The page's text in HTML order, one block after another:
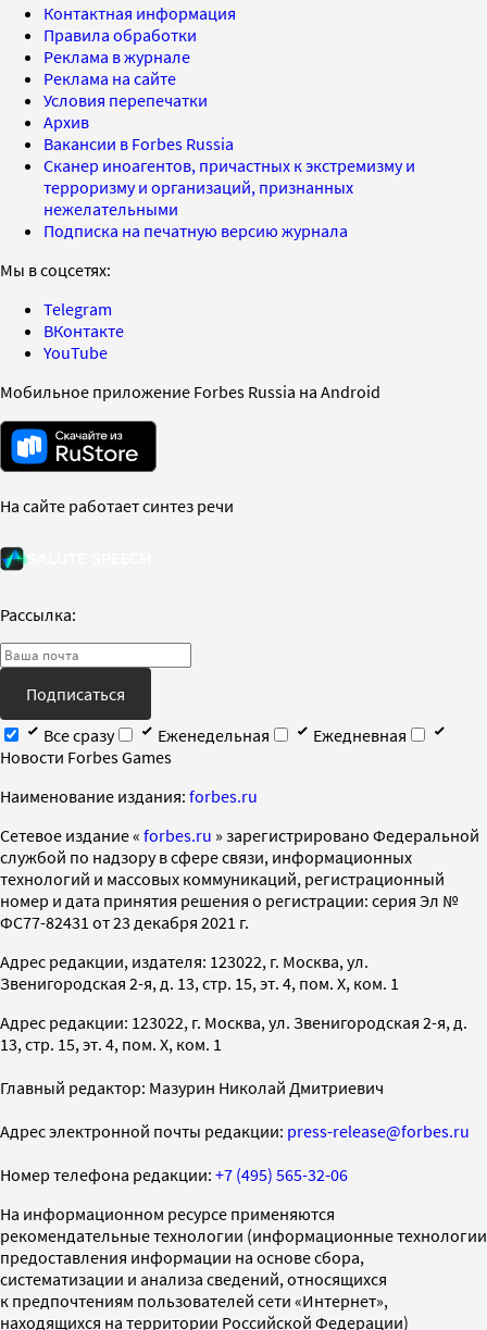
Контактная информация
Правила обработки
Реклама в журнале
Реклама на сайте
Условия перепечатки
Архив
Вакансии в Forbes Russia
Сканер иноагентов, причастных к экстремизму и
терроризму и организаций, признанных
нежелательными
Подписка на печатную версию журнала
Мы в соцсетях:
Telegram
ВКонтакте
YouTube
Мобильное приложение Forbes Russia на Android
На сайте работает синтез речи
Рассылка:
Подписаться
Все сразу
Еженедельная
Ежедневная
Новости Forbes Games
Наименование издания: forbes.ru
Cетевое издание « forbes.ru » зарегистрировано Федеральной
службой по надзору в сфере связи, информационных
технологий и массовых коммуникаций, регистрационный
номер и дата принятия решения о регистрации: серия Эл №
ФС77-82431 от 23 декабря 2021 г.
Адрес редакции, издателя: 123022, г. Москва, ул.
Звенигородская 2-я, д. 13, стр. 15, эт. 4, пом. X, ком. 1
Адрес редакции: 123022, г. Москва, ул. Звенигородская 2-я, д.
13, стр. 15, эт. 4, пом. X, ком. 1
Главный редактор: Мазурин Николай Дмитриевич
Адрес электронной почты редакции: press-release@forbes.ru
Номер телефона редакции: +7 (495) 565-32-06
На информационном ресурсе применяются
рекомендательные технологии (информационные технологии
предоставления информации на основе сбора,
систематизации и анализа сведений, относящихся
к предпочтениям пользователей сети «Интернет»,
находящихся на территории Российской Федерации)